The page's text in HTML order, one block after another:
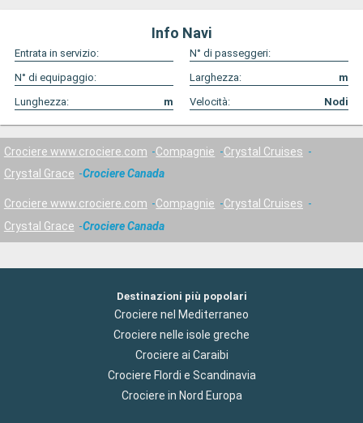
Info Navi
Entrata in servizio:
N° di passeggeri:
N° di equipaggio:
Larghezza:
m
Lunghezza:
m Velocità: Nodi
Crociere www.crociere.com Compagnie
Crystal Cruises
Crystal Grace
Crociere Canada
Crociere www.crociere.com Compagnie
Crystal Cruises
Crystal Grace
Crociere Canada
Destinazioni più popolari
Crociere nel Mediterraneo
Crociere nelle isole greche
Crociere ai Caraibi
Crociere Flordi e Scandinavia
Crociere in Nord Europa